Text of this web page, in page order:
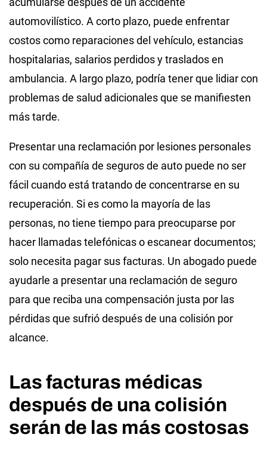
automovilístico. A corto plazo, puede enfrentar
costos como reparaciones del vehículo, estancias
hospitalarias, salarios perdidos y traslados en
ambulancia. A largo plazo, podría tener que lidiar con
problemas de salud adicionales que se manifiesten
más tarde.
Presentar una reclamación por lesiones personales
con su compañía de seguros de auto puede no ser
fácil cuando está tratando de concentrarse en su
recuperación. Si es como la mayoría de las
personas, no tiene tiempo para preocuparse por
hacer llamadas telefónicas o escanear documentos;
solo necesita pagar sus facturas. Un abogado puede
ayudarle a presentar una reclamación de seguro
para que reciba una compensación justa por las
pérdidas que sufrió después de una colisión por
alcance.
Las facturas médicas
después de una colisión
serán de las más costosas